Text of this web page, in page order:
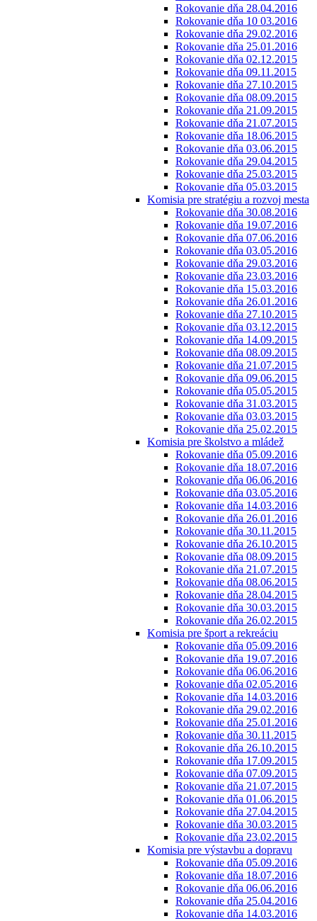
Rokovanie dňa 28.04.2016
Rokovanie dňa 10 03.2016
Rokovanie dňa 29.02.2016
Rokovanie dňa 25.01.2016
Rokovanie dňa 02.12.2015
Rokovanie dňa 09.11.2015
Rokovanie dňa 27.10.2015
Rokovanie dňa 08.09.2015
Rokovanie dňa 21.09.2015
Rokovanie dňa 21.07.2015
Rokovanie dňa 18.06.2015
Rokovanie dňa 03.06.2015
Rokovanie dňa 29.04.2015
Rokovanie dňa 25.03.2015
Rokovanie dňa 05.03.2015
Komisia pre stratégiu a rozvoj mesta
Rokovanie dňa 30.08.2016
Rokovanie dňa 19.07.2016
Rokovanie dňa 07.06.2016
Rokovanie dňa 03.05.2016
Rokovanie dňa 29.03.2016
Rokovanie dňa 23.03.2016
Rokovanie dňa 15.03.2016
Rokovanie dňa 26.01.2016
Rokovanie dňa 27.10.2015
Rokovanie dňa 03.12.2015
Rokovanie dňa 14.09.2015
Rokovanie dňa 08.09.2015
Rokovanie dňa 21.07.2015
Rokovanie dňa 09.06.2015
Rokovanie dňa 05.05.2015
Rokovanie dňa 31.03.2015
Rokovanie dňa 03.03.2015
Rokovanie dňa 25.02.2015
Komisia pre školstvo a mládež
Rokovanie dňa 05.09.2016
Rokovanie dňa 18.07.2016
Rokovanie dňa 06.06.2016
Rokovanie dňa 03.05.2016
Rokovanie dňa 14.03.2016
Rokovanie dňa 26.01.2016
Rokovanie dňa 30.11.2015
Rokovanie dňa 26.10.2015
Rokovanie dňa 08.09.2015
Rokovanie dňa 21.07.2015
Rokovanie dňa 08.06.2015
Rokovanie dňa 28.04.2015
Rokovanie dňa 30.03.2015
Rokovanie dňa 26.02.2015
Komisia pre šport a rekreáciu
Rokovanie dňa 05.09.2016
Rokovanie dňa 19.07.2016
Rokovanie dňa 06.06.2016
Rokovanie dňa 02.05.2016
Rokovanie dňa 14.03.2016
Rokovanie dňa 29.02.2016
Rokovanie dňa 25.01.2016
Rokovanie dňa 30.11.2015
Rokovanie dňa 26.10.2015
Rokovanie dňa 17.09.2015
Rokovanie dňa 07.09.2015
Rokovanie dňa 21.07.2015
Rokovanie dňa 01.06.2015
Rokovanie dňa 27.04.2015
Rokovanie dňa 30.03.2015
Rokovanie dňa 23.02.2015
Komisia pre výstavbu a dopravu
Rokovanie dňa 05.09.2016
Rokovanie dňa 18.07.2016
Rokovanie dňa 06.06.2016
Rokovanie dňa 25.04.2016
Rokovanie dňa 14.03.2016